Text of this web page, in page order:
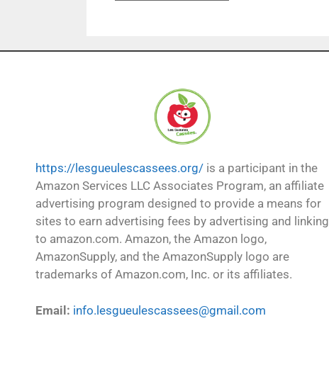
https://lesgueulescassees.org/ is a participant in the
Amazon Services LLC Associates Program, an affiliate
advertising program designed to provide a means for
sites to earn advertising fees by advertising and linking
to amazon.com. Amazon, the Amazon logo,
AmazonSupply, and the AmazonSupply logo are
trademarks of Amazon.com, Inc. or its affiliates.
Email: info.lesgueulescassees@gmail.com